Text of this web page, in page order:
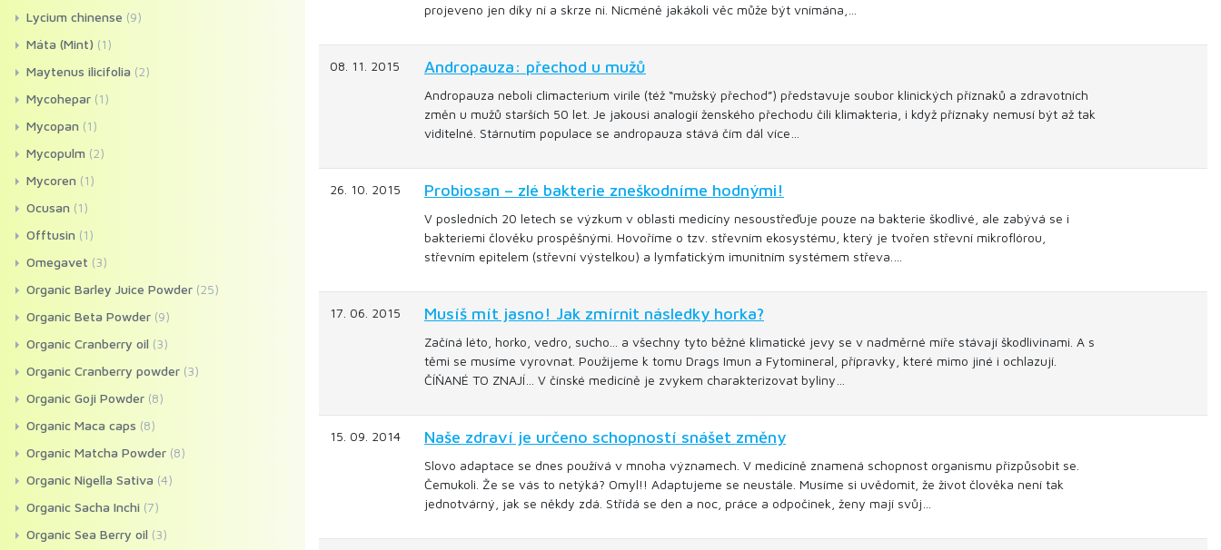
projeveno jen díky ní a skrze ni. Nicméně jakákoli věc může být vnímána,…
08. 11. 2015 Andropauza: přechod u mužů
Andropauza neboli climacterium virile (též “mužský přechod”) představuje soubor klinických příznaků a zdravotních
změn u mužů starších 50 let. Je jakousi analogií ženského přechodu čili klimakteria, i když příznaky nemusí být až tak
viditelné. Stárnutím populace se andropauza stává čím dál více…
26. 10. 2015 Probiosan – zlé bakterie zneškodníme hodnými!
V posledních 20 letech se výzkum v oblasti medicíny nesoustřeďuje pouze na bakterie škodlivé, ale zabývá se i
bakteriemi člověku prospěšnými. Hovoříme o tzv. střevním ekosystému, který je tvořen střevní mikroflórou,
střevním epitelem (střevní výstelkou) a lymfatickým imunitním systémem střeva.…
17. 06. 2015 Musíš mít jasno! Jak zmírnit následky horka?
Začíná léto, horko, vedro, sucho... a všechny tyto běžné klimatické jevy se v nadměrné míře stávají škodlivinami. A s
těmi se musíme vyrovnat. Použijeme k tomu Drags Imun a Fytomineral, přípravky, které mimo jiné i ochlazují.
ČÍŇANÉ TO ZNAJÍ… V čínské medicíně je zvykem charakterizovat byliny…
15. 09. 2014 Naše zdraví je určeno schopností snášet změny
Slovo adaptace se dnes používá v mnoha významech. V medicíně znamená schopnost organismu přizpůsobit se.
Čemukoli. Že se vás to netýká? Omyl!! Adaptujeme se neustále. Musíme si uvědomit, že život člověka není tak
jednotvárný, jak se někdy zdá. Střídá se den a noc, práce a odpočinek, ženy mají svůj…
Lycium chinense (9)
Máta (Mint) (1)
Maytenus ilicifolia (2)
Mycohepar (1)
Mycopan (1)
Mycopulm (2)
Mycoren (1)
Ocusan (1)
Offtusin (1)
Omegavet (3)
Organic Barley Juice Powder (25)
Organic Beta Powder (9)
Organic Cranberry oil (3)
Organic Cranberry powder (3)
Organic Goji Powder (8)
Organic Maca caps (8)
Organic Matcha Powder (8)
Organic Nigella Sativa (4)
Organic Sacha Inchi (7)
Organic Sea Berry oil (3)